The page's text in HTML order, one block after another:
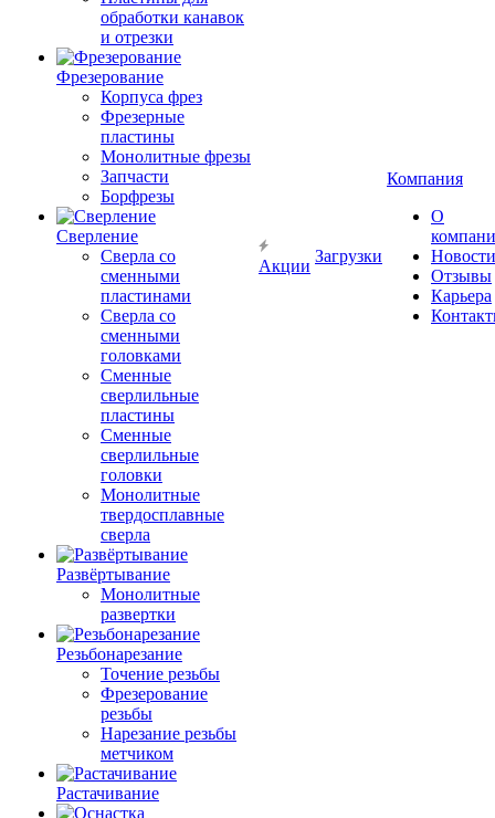
обработки канавок
и отрезки
Фрезерование
Корпуса фрез
Фрезерные
пластины
Монолитные фрезы
Запчасти
Борфрезы
Сверление
Сверла со
сменными
пластинами
Сверла со
сменными
головками
Сменные
сверлильные
пластины
Сменные
сверлильные
головки
Монолитные
твердосплавные
сверла
Развёртывание
Монолитные
развертки
Резьбонарезание
Точение резьбы
Фрезерование
резьбы
Нарезание резьбы
метчиком
Растачивание
Акции
Загрузки
Компания
О
Новости
Отзывы
Карьера